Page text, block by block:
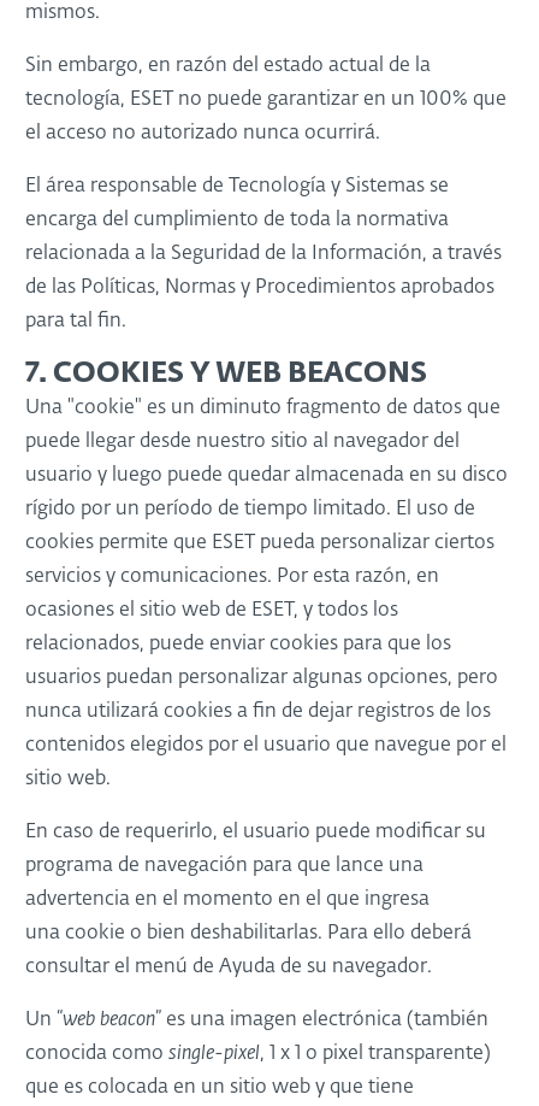
mismos.
Sin embargo, en razón del estado actual de la
tecnología, ESET no puede garantizar en un 100% que
el acceso no autorizado nunca ocurrirá.
El área responsable de Tecnología y Sistemas se
encarga del cumplimiento de toda la normativa
relacionada a la Seguridad de la Información, a través
de las Políticas, Normas y Procedimientos aprobados
para tal fin.
7. COOKIES Y WEB BEACONS
Una "cookie" es un diminuto fragmento de datos que
puede llegar desde nuestro sitio al navegador del
usuario y luego puede quedar almacenada en su disco
rígido por un período de tiempo limitado. El uso de
cookies permite que ESET pueda personalizar ciertos
servicios y comunicaciones. Por esta razón, en
ocasiones el sitio web de ESET, y todos los
relacionados, puede enviar cookies para que los
usuarios puedan personalizar algunas opciones, pero
nunca utilizará cookies a fin de dejar registros de los
contenidos elegidos por el usuario que navegue por el
sitio web.
En caso de requerirlo, el usuario puede modificar su
programa de navegación para que lance una
advertencia en el momento en el que ingresa
una cookie o bien deshabilitarlas. Para ello deberá
consultar el menú de Ayuda de su navegador.
Un “web beacon” es una imagen electrónica (también
conocida como single-pixel, 1 x 1 o pixel transparente)
que es colocada en un sitio web y que tiene